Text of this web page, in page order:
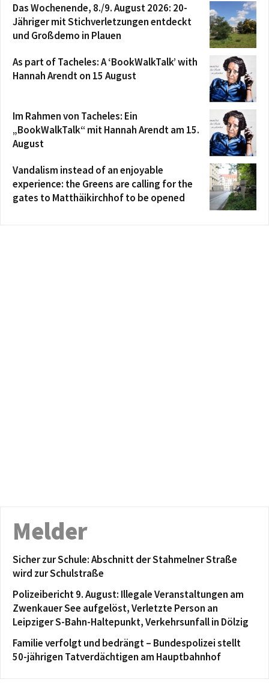
Das Wochenende, 8./9. August 2026: 20-
Jähriger mit Stichverletzungen entdeckt
und Großdemo in Plauen
As part of Tacheles: A ‘BookWalkTalk’ with
Hannah Arendt on 15 August
Im Rahmen von Tacheles: Ein
„BookWalkTalk“ mit Hannah Arendt am 15.
August
Vandalism instead of an enjoyable
experience: the Greens are calling for the
gates to Matthäikirchhof to be opened
Melder
Sicher zur Schule: Abschnitt der Stahmelner Straße
wird zur Schulstraße
Polizeibericht 9. August: Illegale Veranstaltungen am
Zwenkauer See aufgelöst, Verletzte Person an
Leipziger S-Bahn-Haltepunkt, Verkehrsunfall in Dölzig
Familie verfolgt und bedrängt – Bundespolizei stellt
50-jährigen Tatverdächtigen am Hauptbahnhof